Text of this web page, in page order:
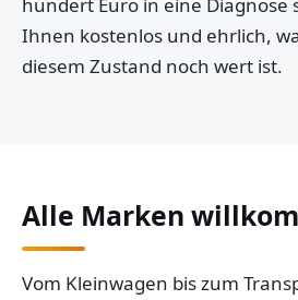
Ihnen kostenlos und ehrlich,
diesem Zustand noch wert ist.
Alle Marken
Vom Kleinwagen bis zum